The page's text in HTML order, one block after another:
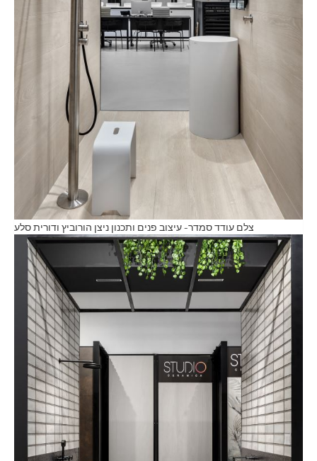
צלם עודד סמדר- עיצוב פנים ותכנון ניצן הורוביץ ודורית סלע